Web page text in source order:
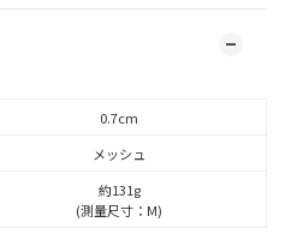
0.7cm
メッシュ
約131g
(測量尺寸：M)